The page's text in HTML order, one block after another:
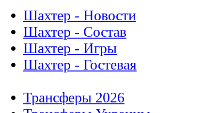
Шахтер - Новости
Шахтер - Состав
Шахтер - Игры
Шахтер - Гостевая
Трансферы 2026